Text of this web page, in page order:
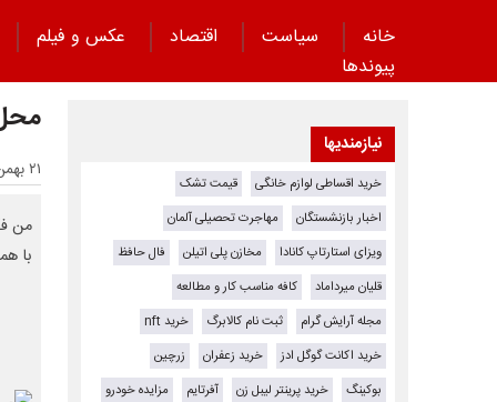
خانه سیاست اقتصاد عکس و فیلم
پیوند‌ها
۲۱ بهمن ۱۴۰۴ - ۲۰:۳۳
من
با
نیازمندیها
خرید اقساطی لوازم خانگی
قیمت تشک
اخبار بازنشستگان
مهاجرت تحصیلی آلمان
ویزای استارتاپ کانادا
مخازن پلی اتیلن
فال حافظ
قلیان میرداماد
کافه مناسب کار و مطالعه
مجله آرایش گرام
ثبت نام کالابرگ
خرید nft
خرید اکانت گوگل ادز
خرید زعفران
زرچین
بوکینگ
خرید پرینتر لیبل زن آفرتایم
مزایده خودرو